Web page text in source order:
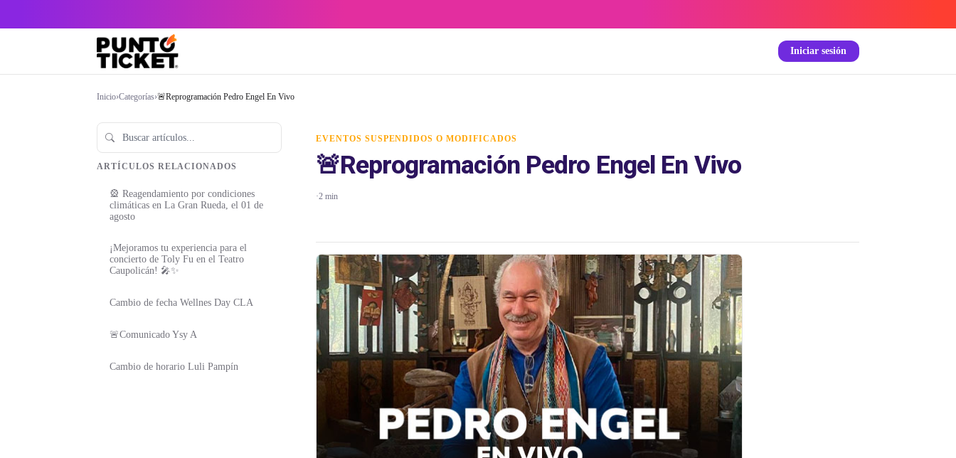
Iniciar sesión
Inicio›Categorías›🚨Reprogramación Pedro Engel En Vivo
ARTÍCULOS RELACIONADOS
🎡 Reagendamiento por condiciones
climáticas en La Gran Rueda, el 01 de
agosto
¡Mejoramos tu experiencia para el
concierto de Toly Fu en el Teatro
Caupolicán! 🎤✨
Cambio de fecha Wellnes Day CLA
🚨Comunicado Ysy A
Cambio de horario Luli Pampín
EVENTOS SUSPENDIDOS O MODIFICADOS
🚨Reprogramación Pedro Engel En Vivo
·2 min